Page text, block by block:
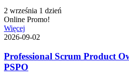
2 września 1 dzień
Online Promo!
Więcej
2026-09-02
Professional Scrum Product
PSPO